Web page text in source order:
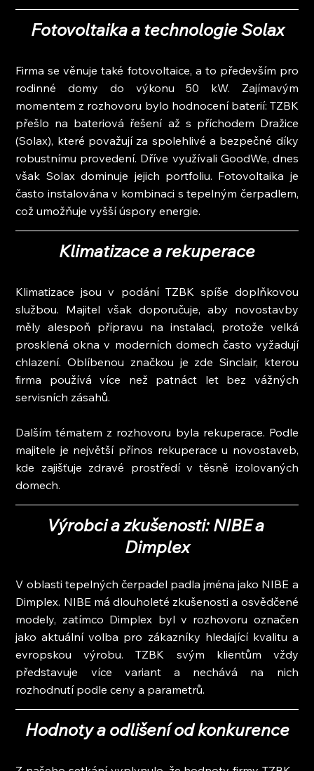
Fotovoltaika a technologie Solax
Firma se věnuje také fotovoltaice, a to především pro
rodinné domy do výkonu 50 kW. Zajímavým
momentem z rozhovoru bylo hodnocení baterií: TZBK
přešlo na bateriová řešení až s příchodem Dražice
(Solax), které považují za spolehlivé a bezpečné díky
robustnímu provedení. Dříve využívali GoodWe, dnes
však Solax dominuje jejich portfoliu. Fotovoltaika je
často instalována v kombinaci s tepelným čerpadlem,
což umožňuje vyšší úspory energie.
Klimatizace a rekuperace
Klimatizace jsou v podání TZBK spíše doplňkovou
službou. Majitel však doporučuje, aby novostavby
měly alespoň přípravu na instalaci, protože velká
prosklená okna v moderních domech často vyžadují
chlazení. Oblíbenou značkou je zde Sinclair, kterou
firma používá více než patnáct let bez vážných
servisních zásahů.
Dalším tématem z rozhovoru byla rekuperace. Podle
majitele je největší přínos rekuperace u novostaveb,
kde zajišťuje zdravé prostředí v těsně izolovaných
domech.
Výrobci a zkušenosti: NIBE a
Dimplex
V oblasti tepelných čerpadel padla jména jako NIBE a
Dimplex. NIBE má dlouholeté zkušenosti a osvědčené
modely, zatímco Dimplex byl v rozhovoru označen
jako aktuální volba pro zákazníky hledající kvalitu a
evropskou výrobu. TZBK svým klientům vždy
představuje více variant a nechává na nich
rozhodnutí podle ceny a parametrů.
Hodnoty a odlišení od konkurence